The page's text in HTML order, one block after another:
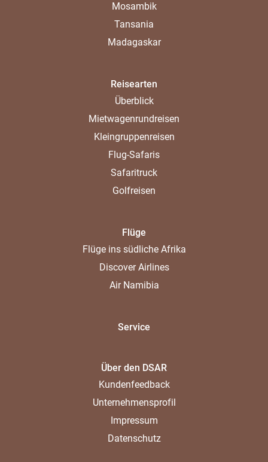
Mosambik
Tansania
Madagaskar
Reisearten
Überblick
Mietwagenrundreisen
Kleingruppenreisen
Flug-Safaris
Safaritruck
Golfreisen
Flüge
Flüge ins südliche Afrika
Discover Airlines
Air Namibia
Service
Über den DSAR
Kundenfeedback
Unternehmensprofil
Impressum
Datenschutz